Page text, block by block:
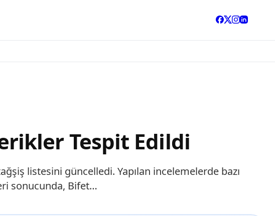
Tespit Edildi
listesini güncelledi. Yapılan incelemelerde bazı
sonucunda, Bifet…